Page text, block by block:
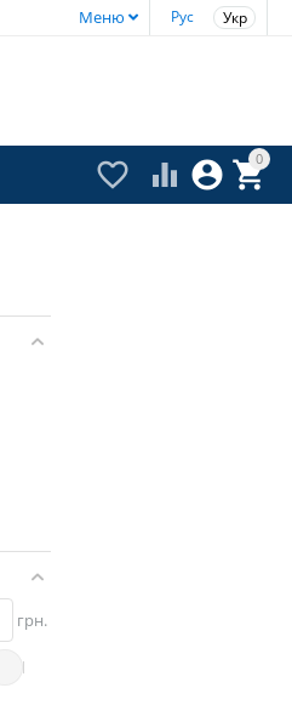
Рус Укр
Меню
0


 
грн.